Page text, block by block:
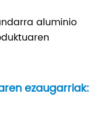
aluminio
ezaugarriak: